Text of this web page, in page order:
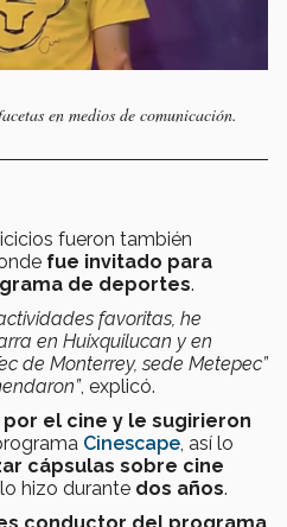
en medios de comunicación.
fueron también
fue invitado para
de deportes.
favoritas, he
en Huixquilucan y en
de Monterrey, sede Metepec”
, explicó.
el cine y le sugirieron
Cinescape, así lo
cápsulas sobre cine
hizo durante dos años.